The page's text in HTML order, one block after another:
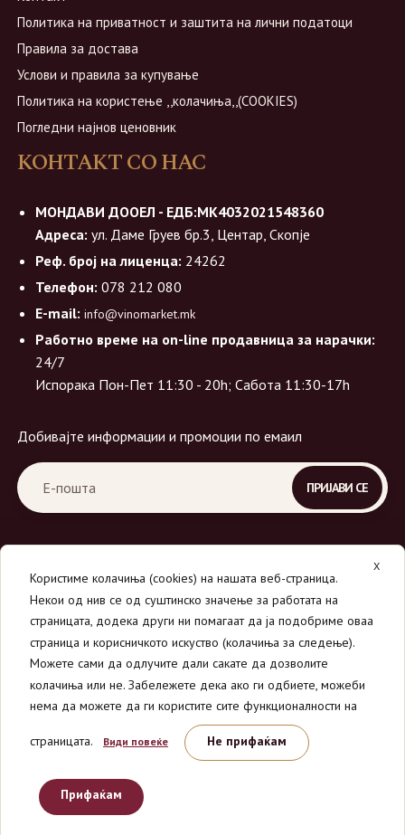
Политика на приватност и заштита на лични податоци
Правила за достава
Услови и правила за купување
Политика на користење ,,колачиња,,(COOKIES)
Погледни најнов ценовник
КОНТАКТ СО НАС
МОНДАВИ ДООЕЛ - ЕДБ:МК4032021548360
Адреса: ул. Даме Груев бр.3, Центар, Скопје
Реф. број на лиценца: 24262
Телефон: 078 212 080
E-mail: info@vinomarket.mk
Работно време на on-line продавница за нарачки:
24/7
Испорака Пон-Пет 11:30 - 20h; Сабота 11:30-17h
Добивајте информации и промоции по емаил
© 2026Вино Маркет - МОНДАВИ ДООЕЛ.
Сите права се задржани.
X
Користиме колачиња (cookies) на нашата веб-страница.
Некои од нив се од суштинско значење за работата на
страницата, додека други ни помагаат да ја подобриме оваа
страница и корисничкото искуство (колачиња за следење).
Можете сами да одлучите дали сакате да дозволите
колачиња или не. Забележете дека ако ги одбиете, можеби
нема да можете да ги користите сите функционалности на
страницата. Види повеќе Не прифаќам
Прифаќам